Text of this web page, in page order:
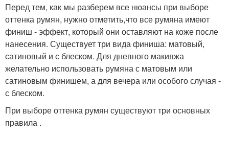
Перед тем, как мы разберем все нюансы при выборе
оттенка румян, нужно отметить,что все румяна имеют
финиш - эффект, который они оставляют на коже после
нанесения. Существует три вида финиша: матовый,
сатиновый и с блеском. Для дневного макияжа
желательно использовать румяна с матовым или
сатиновым финишем, а для вечера или особого случая -
с блеском.
При выборе оттенка румян существуют три основных
правила .